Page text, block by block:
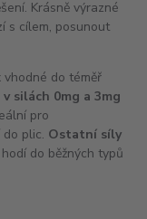
Krásně výrazné
s cílem, posunout
vhodné do téměř
v silách 0mg a 3mg
pro
plic. Ostatní síly
do běžných typů